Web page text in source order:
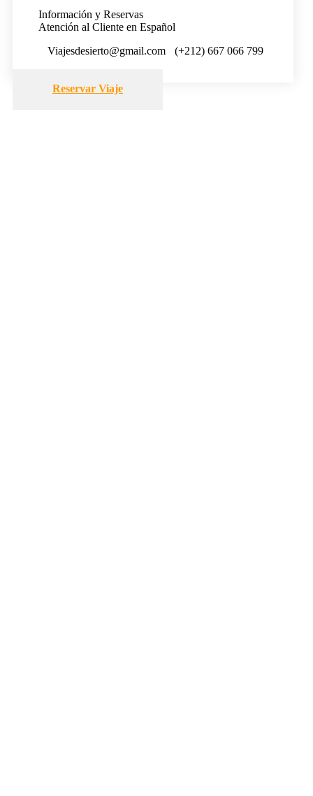
Información y Reservas
Atención al Cliente en Español
Viajesdesierto@gmail.com
(+212) 667 066 799
Reservar Viaje